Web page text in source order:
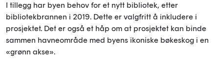
I tillegg har byen behov for et nytt bibliotek, etter
bibliotekbrannen i 2019. Dette er valgfritt å inkludere i
prosjektet. Det er også et håp om at prosjektet kan binde
sammen havneområde med byens ikoniske bøkeskog i en
«grønn akse».